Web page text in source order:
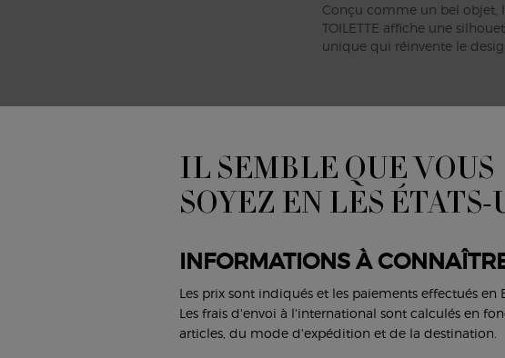
Conçu comme un bel objet,
TOILETTE affiche une
unique qui réinvente le
impact
est
Il
de
IL SEMBLE QUE VOUS
SOYEZ EN LES ÉTATS-
INFORMATIONS À
Les prix sont indiqués et les paiements effectués en
Les frais d'envoi à l'international sont calculés en
articles, du mode d'expédition et de la destination.